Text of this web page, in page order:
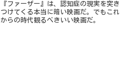
『ファーザー』は、認知症の現実を突き
つけてくる本当に暗い映画だ。でもこれ
からの時代観るべきいい映画だ。